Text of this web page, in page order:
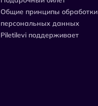
Общие принципы обработки
персональных данных
Piletilevi поддерживает